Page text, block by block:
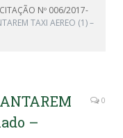
Nº 006/2017-
TAXI AEREO (1) –
–
0